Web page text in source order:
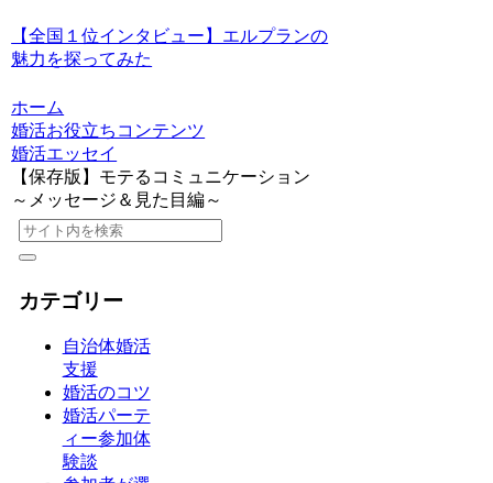
【全国１位インタビュー】エルプランの
魅力を探ってみた
ホーム
婚活お役立ちコンテンツ
婚活エッセイ
【保存版】モテるコミュニケーション
～メッセージ＆見た目編～
カテゴリー
自治体婚活
支援
婚活のコツ
婚活パーテ
ィー参加体
験談